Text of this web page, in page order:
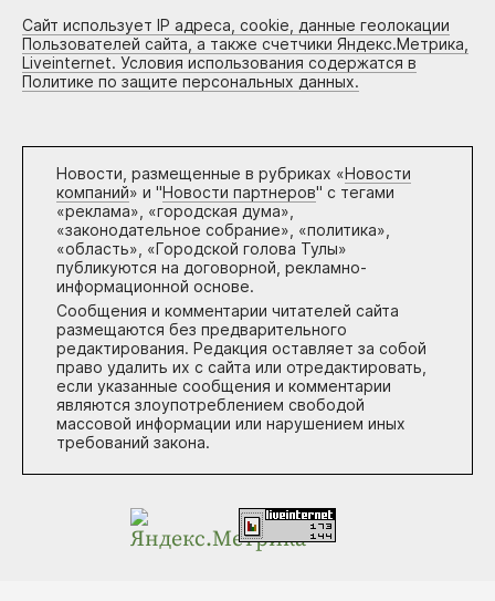
Сайт использует IP адреса, cookie, данные геолокации
Пользователей сайта, а также счетчики Яндекс.Метрика,
Liveinternet. Условия использования содержатся в
Политике по защите персональных данных.
Новости, размещенные в рубриках «Новости
компаний» и "Новости партнеров" с тегами
«реклама», «городская дума»,
«законодательное собрание», «политика»,
«область», «Городской голова Тулы»
публикуются на договорной, рекламно-
информационной основе.
Сообщения и комментарии читателей сайта
размещаются без предварительного
редактирования. Редакция оставляет за собой
право удалить их с сайта или отредактировать,
если указанные сообщения и комментарии
являются злоупотреблением свободой
массовой информации или нарушением иных
требований закона.